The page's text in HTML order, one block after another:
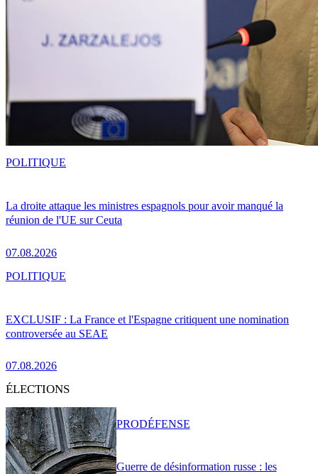
La droite attaque les ministres espagnols pour avoir manqué la
réunion de l'UE sur Ceuta
07.08.2026
POLITIQUE
EXCLUSIF : La France et l'Espagne critiquent une nomination
controversée au SEAE
07.08.2026
POLITIQUE
ÉLECTIONS
Guerre de désinformation russe : les
PRODÉFENSE